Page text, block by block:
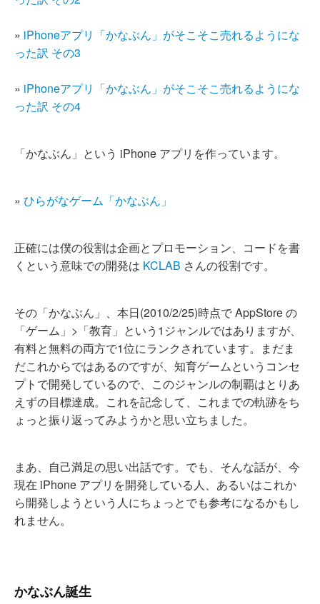
» iPhoneアプリ「かなぶん」がそこそこ売れるようにな
った訳 その3
» iPhoneアプリ「かなぶん」がそこそこ売れるようにな
った訳 その4
「かなぶん」という iPhone アプリを作っています。
» ひらがなゲーム「かなぶん」
正確には僕の役割は企画とプロモーション、コードを書
くという意味での開発は KCLAB さんの役割です。
その「かなぶん」、本日(2010/2/25)時点で AppStore の
「ゲーム」>「教育」という1ジャンルではありますが、
有料と無料の両方で1位にランクされています。まだま
だこれからではあるのですが、知育ゲームというコンセ
プトで開発しているので、このジャンルの制覇はとりあ
えずの目標達成。これを記念して、これまでの軌跡をち
ょっと振り返ってみようかと思い立ちました。
まあ、自己満足の思い出話です。でも、そんな話が、今
現在 iPhone アプリを開発している人、あるいはこれか
ら開発しようという人にちょっとでも参考になるかもし
れません。
かなぶん誕生